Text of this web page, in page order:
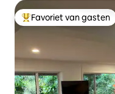
Topfavoriet van gasten
Favoriet van gasten